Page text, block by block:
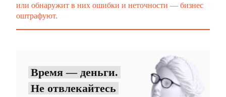
или обнаружит в них ошибки и неточности — бизнес
оштрафуют.
Время — деньги.
Не отвлекайтесь